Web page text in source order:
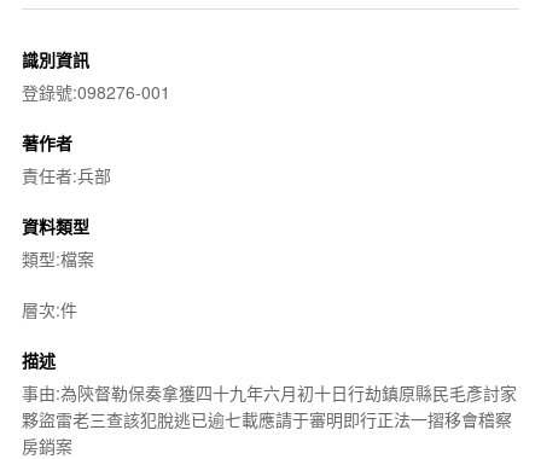
識別資訊
登錄號:098276-001
著作者
責任者:兵部
資料類型
類型:檔案
層次:件
描述
事由:為陝督勒保奏拿獲四十九年六月初十日行劫鎮原縣民毛彥討家
夥盜雷老三查該犯脫逃已逾七載應請于審明即行正法一摺移會稽察
房銷案